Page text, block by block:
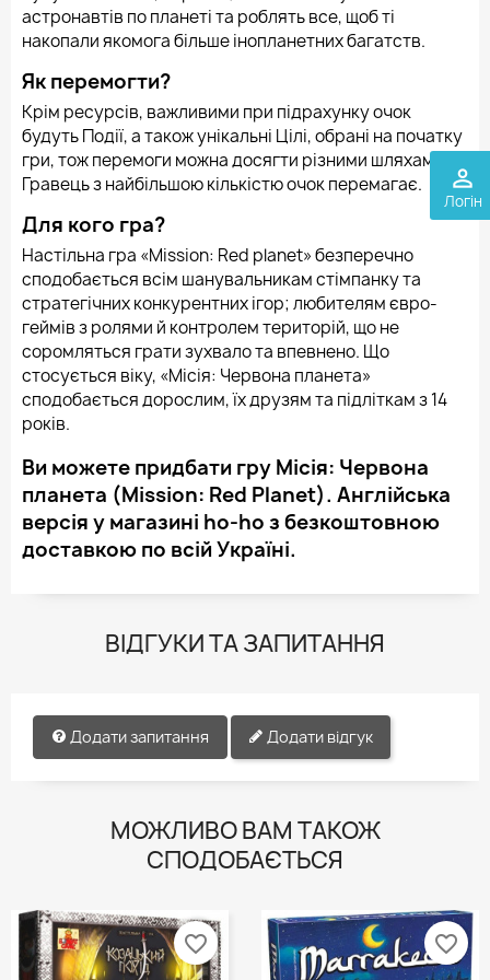
perm_identity
Логін
астронавтів по планеті та роблять все, щоб ті
накопали якомога більше інопланетних багатств.
Як перемогти?
Крім ресурсів, важливими при підрахунку очок
будуть Події, а також унікальні Цілі, обрані на початку
гри, тож перемоги можна досягти різними шляхами.
Гравець з найбільшою кількістю очок перемагає.
Для кого гра?
Настільна гра «Mission: Red planet» безперечно
сподобається всім шанувальникам стімпанку та
стратегічних конкурентних ігор; любителям євро-
геймів з ролями й контролем територій, що не
соромляться грати зухвало та впевнено. Що
стосується віку, «Місія: Червона планета»
сподобається дорослим, їх друзям та підліткам з 14
років.
Ви можете придбати гру Місія: Червона
планета (Mission: Red Planet). Англійська
версія у магазині ho-ho з безкоштовною
доставкою по всій Україні.
ВІДГУКИ ТА ЗАПИТАННЯ
Додати запитання Додати відгук
МОЖЛИВО ВАМ ТАКОЖ
СПОДОБАЄТЬСЯ
favorite_border favorite_border